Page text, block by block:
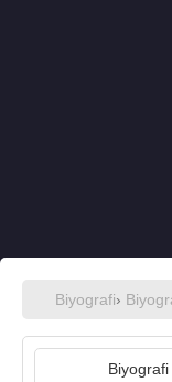
Biyografi›
Biyografi